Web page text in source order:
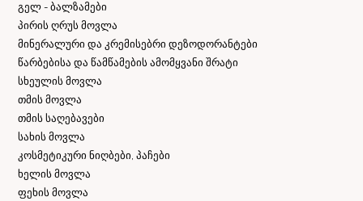
გელ - ბალზამები
პირის ღრუს მოვლა
მინერალური და კრემისებრი დეზოდორანტები
წარბებისა და წამწამების ამომყვანი შრატი
სხეულის მოვლა
თმის მოვლა
თმის საღებავები
სახის მოვლა
კოსმეტიკური ნიღბები, პაჩები
ხელის მოვლა
ფეხის მოვლა